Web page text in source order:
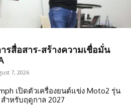
รสื่อสาร-สร้างความเชื่อมั่น
7, 2026
เปิดตัวเครื่องยนต์แข่ง Moto2 รุ่น
ำหรับฤดูกาล 2027